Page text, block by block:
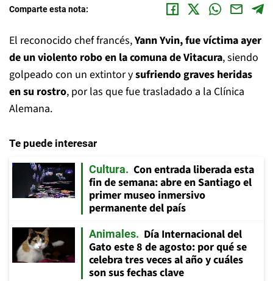
Comparte esta nota:
El reconocido chef francés,Yann Yvin, fue víctima ayer
de un violento robo en la comuna de Vitacura, siendo
golpeado con un extintor ysufriendo graves heridas
en su rostro, por las que fue trasladado a la Clínica
Alemana.
Te puede interesar
Cultura
Con entrada liberada esta
fin de semana: abre en Santiago el
primer museo inmersivo
permanente del país
Animales
Día Internacional del
Gato este 8 de agosto: por qué se
celebra tres veces al año y cuáles
son sus fechas clave